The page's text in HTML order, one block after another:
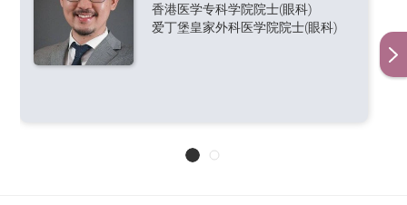
香港医学专科学院院士(眼科)
爱丁堡皇家外科医学院院士(眼科)